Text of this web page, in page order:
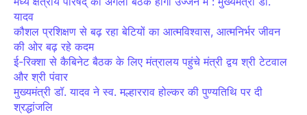
यादव
कौशल प्रशिक्षण से बढ़ रहा बेटियों का आत्मविश्वास, आत्मनिर्भर जीवन
की ओर बढ़ रहे कदम
ई-रिक्शा से कैबिनेट बैठक के लिए मंत्रालय पहुंचे मंत्री द्वय श्री टेटवाल
और श्री पंवार
मुख्यमंत्री डॉ. यादव ने स्व. मल्हारराव होल्कर की पुण्यतिथि पर दी
श्रद्धांजलि